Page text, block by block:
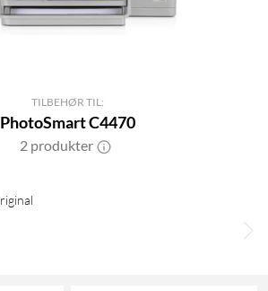
TILBEHØR TIL:
PhotoSmart C4470
2 produkter